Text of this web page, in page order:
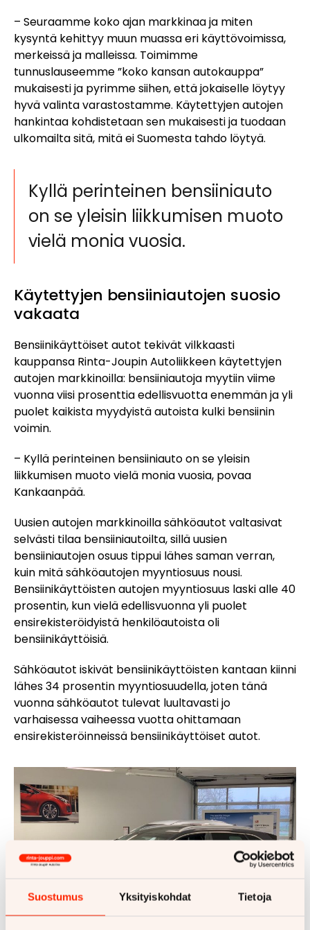
Suostumus Yksityiskohdat Tietoja
– Seuraamme koko ajan markkinaa ja miten
kysyntä kehittyy muun muassa eri käyttövoimissa,
merkeissä ja malleissa. Toimimme
tunnuslauseemme ”koko kansan autokauppa”
mukaisesti ja pyrimme siihen, että jokaiselle löytyy
hyvä valinta varastostamme. Käytettyjen autojen
hankintaa kohdistetaan sen mukaisesti ja tuodaan
ulkomailta sitä, mitä ei Suomesta tahdo löytyä.
Kyllä perinteinen bensiiniauto
on se yleisin liikkumisen muoto
vielä monia vuosia.
Käytettyjen bensiiniautojen suosio
vakaata
Bensiinikäyttöiset autot tekivät vilkkaasti
kauppansa Rinta-Joupin Autoliikkeen käytettyjen
autojen markkinoilla: bensiiniautoja myytiin viime
vuonna viisi prosenttia edellisvuotta enemmän ja yli
puolet kaikista myydyistä autoista kulki bensiinin
voimin.
– Kyllä perinteinen bensiiniauto on se yleisin
liikkumisen muoto vielä monia vuosia, povaa
Kankaanpää.
Uusien autojen markkinoilla sähköautot valtasivat
selvästi tilaa bensiiniautoilta, sillä uusien
bensiiniautojen osuus tippui lähes saman verran,
kuin mitä sähköautojen myyntiosuus nousi.
Bensiinikäyttöisten autojen myyntiosuus laski alle 40
prosentin, kun vielä edellisvuonna yli puolet
ensirekisteröidyistä henkilöautoista oli
bensiinikäyttöisiä.
Sähköautot iskivät bensiinikäyttöisten kantaan kiinni
lähes 34 prosentin myyntiosuudella, joten tänä
vuonna sähköautot tulevat luultavasti jo
varhaisessa vaiheessa vuotta ohittamaan
ensirekisteröinneissä bensiinikäyttöiset autot.